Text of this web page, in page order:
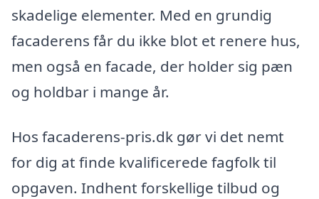
skadelige elementer. Med en grundig
facaderens får du ikke blot et renere hus,
men også en facade, der holder sig pæn
og holdbar i mange år.
Hos facaderens-pris.dk gør vi det nemt
for dig at finde kvalificerede fagfolk til
opgaven. Indhent forskellige tilbud og